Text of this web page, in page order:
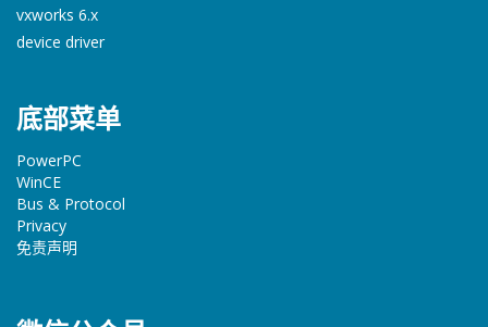
vxworks 6.x
device driver
底部菜单
PowerPC
WinCE
Bus & Protocol
Privacy
免责声明